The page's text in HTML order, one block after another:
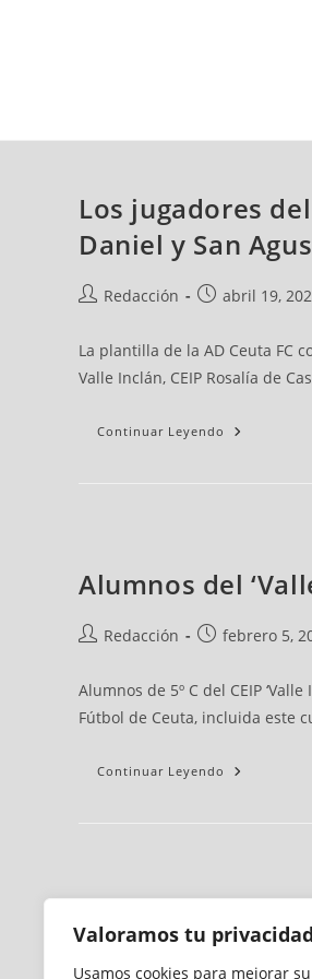
Valoramos tu privacidad
Usamos cookies para mejorar
Los jugadores
Daniel y San
Redacción abril 19,
La plantilla de la AD Ceuta FC
Valle Inclán, CEIP Rosalía de
Continuar Leyendo
Alumnos del
Redacción febrero 5,
Alumnos de 5º C del CEIP
Fútbol de Ceuta, incluida este
Continuar Leyendo